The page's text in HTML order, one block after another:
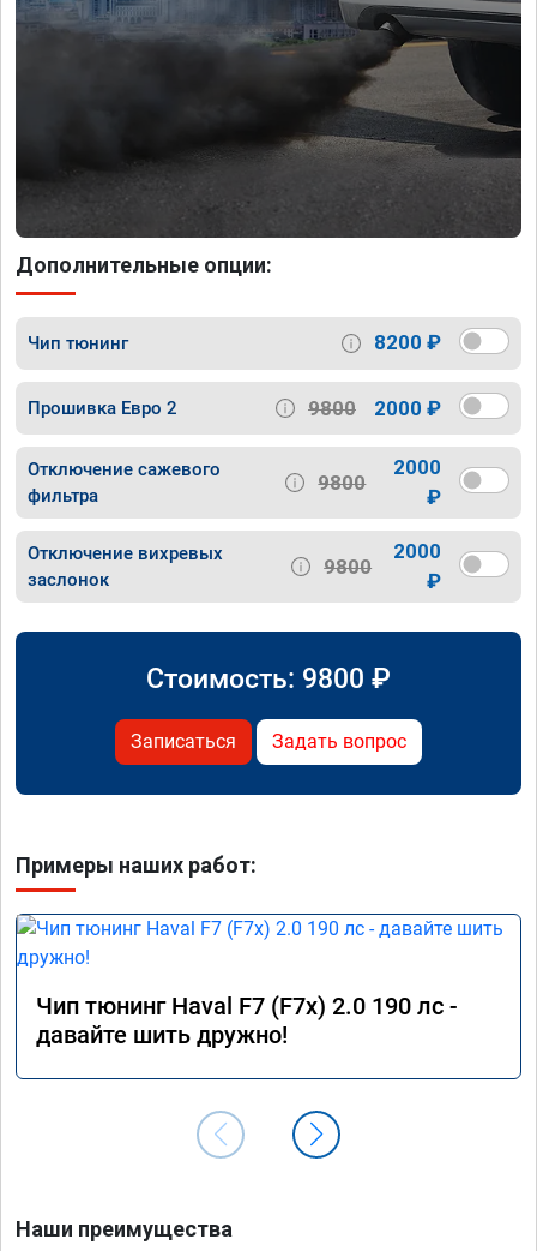
Дополнительные опции:
Чип тюнинг 8200 ₽
Прошивка Евро 2 9800 2000 ₽
Отключение сажевого
фильтра
9800
2000
₽
Отключение вихревых
заслонок
9800
2000
₽
Стоимость: 9800 ₽
Записаться Задать вопрос
Примеры наших работ:
Чип тюнинг Haval F7 (F7x) 2.0 190 лс -
давайте шить дружно!
Наши преимущества